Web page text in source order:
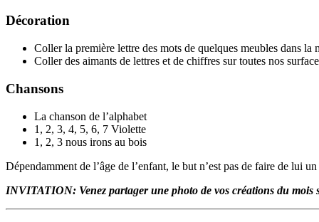
Décoration
Coller la première lettre des mots de quelques meubles dans
Coller des aimants de lettres et de chiffres sur toutes nos
Chansons
La chanson de l’alphabet
1, 2, 3, 4, 5, 6, 7 Violette
1, 2, 3 nous irons au bois
Dépendamment de l’âge de l’enfant, le but n’est pas de faire de lui
INVITATION: Venez partager une photo de vos créations du mois